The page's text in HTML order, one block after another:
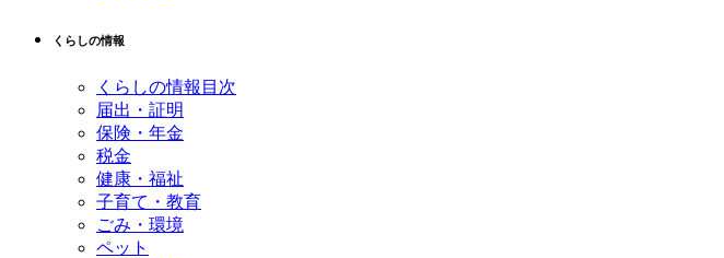
くらしの情報
くらしの情報目次
届出・証明
保険・年金
税金
健康・福祉
子育て・教育
ごみ・環境
ペット